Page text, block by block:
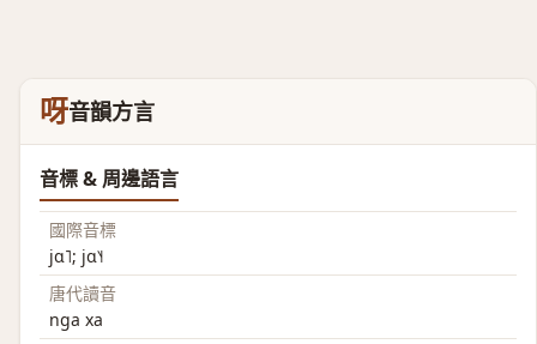
呀音韻方言
音標 & 周邊語言
國際音標
jɑ˥; jɑ˥˧
唐代讀音
nga xa